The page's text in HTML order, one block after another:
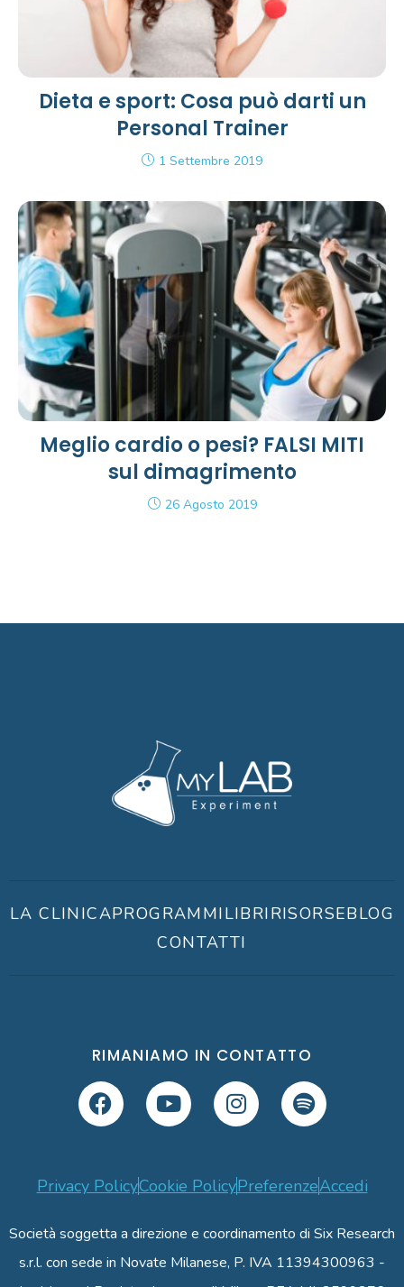
Dieta e sport: Cosa può darti un
Personal Trainer
1 Settembre 2019
Meglio cardio o pesi? FALSI MITI
sul dimagrimento
26 Agosto 2019
LA CLINICAPROGRAMMILIBRIRISORSEBLOG
CONTATTI
RIMANIAMO IN CONTATTO
Privacy PolicyCookie PolicyPreferenzeAccedi
Società soggetta a direzione e coordinamento di Six Research
s.r.l. con sede in Novate Milanese, P. IVA 11394300963 -